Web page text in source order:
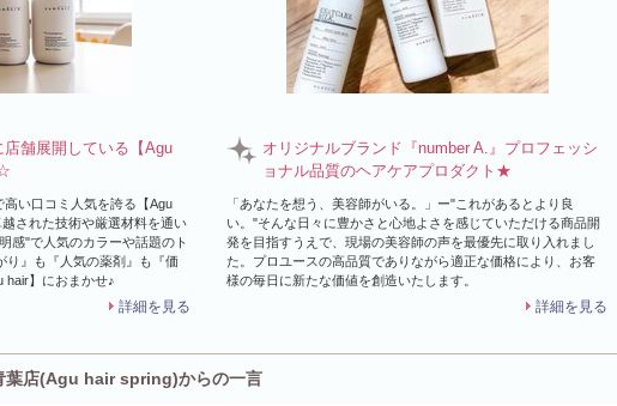
舗展開している【Agu
い口コミ人気を誇る【Agu
された技術や厳選材料を通い
感"で人気のカラーや話題のト
』も『人気の薬剤』も『価
hair】におまかせ♪
詳細を見る
オリジナルブランド『number A.』プロフェッシ
ョナル品質のヘアケアプロダクト★
「あなたを想う、美容師がいる。」ー"これがあるとより良
い。"そんな日々に豊かさと心地よさを感じていただける商品開
発を目指すうえで、現場の美容師の声を最優先に取り入れまし
た。プロユースの高品質でありながら適正な価格により、お客
様の毎日に新たな価値を創造いたします。
詳細を見る
葉店(Agu hair spring)からの一言